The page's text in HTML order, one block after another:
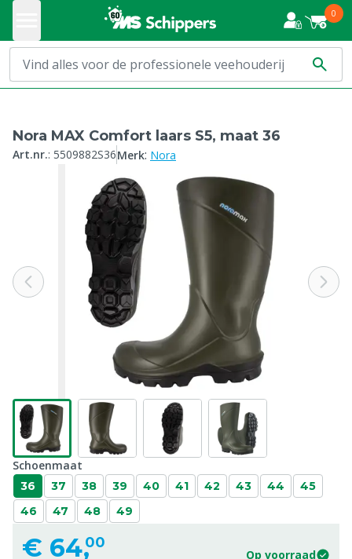
0
Nora MAX Comfort laars S5, maat 36
Art.nr.: 5509882S36Merk: Nora
Schoenmaat
36 37 38 39 40 41 42 43 44
45
46
47 48 49
€ 64,00
Op voorraad